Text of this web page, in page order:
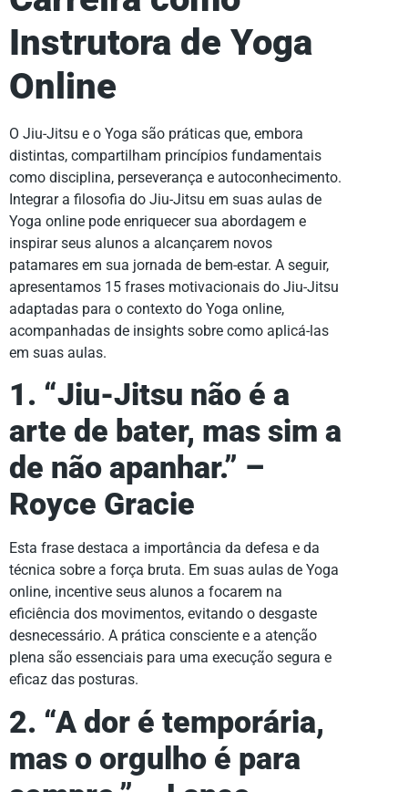
Instrutora de Yoga
Online
O Jiu-Jitsu e o Yoga são práticas que, embora
distintas, compartilham princípios fundamentais
como disciplina, perseverança e autoconhecimento.
Integrar a filosofia do Jiu-Jitsu em suas aulas de
Yoga online pode enriquecer sua abordagem e
inspirar seus alunos a alcançarem novos
patamares em sua jornada de bem-estar. A seguir,
apresentamos 15 frases motivacionais do Jiu-Jitsu
adaptadas para o contexto do Yoga online,
acompanhadas de insights sobre como aplicá-las
em suas aulas.
1. “Jiu-Jitsu não é a
arte de bater, mas sim a
de não apanhar.” –
Royce Gracie
Esta frase destaca a importância da defesa e da
técnica sobre a força bruta. Em suas aulas de Yoga
online, incentive seus alunos a focarem na
eficiência dos movimentos, evitando o desgaste
desnecessário. A prática consciente e a atenção
plena são essenciais para uma execução segura e
eficaz das posturas.
2. “A dor é temporária,
mas o orgulho é para